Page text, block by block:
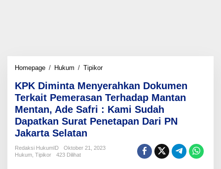
Homepage / Hukum / TipikorKPK
Menyerahkan
Dokumen
Terkait
Pemerasan
Terhadap
Ade
KPK Diminta Menyerahkan Dokumen
Terkait Pemerasan Terhadap Mantan
Mentan, Ade Safri : Kami Sudah
Dapatkan Surat Penetapan Dari PN
Jakarta Selatan
Redaksi HukumID
Oktober 21, 2023
Hukum Tipikor 423 Dilihat